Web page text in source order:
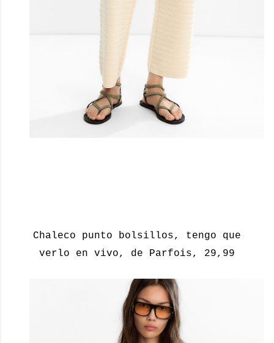
Chaleco punto bolsillos, tengo que
verlo en vivo, de Parfois, 29,99